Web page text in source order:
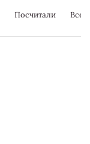
Посчитали